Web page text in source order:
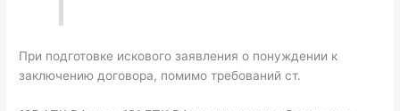
При подготовке искового заявления о понуждении к
заключению договора, помимо требований ст.